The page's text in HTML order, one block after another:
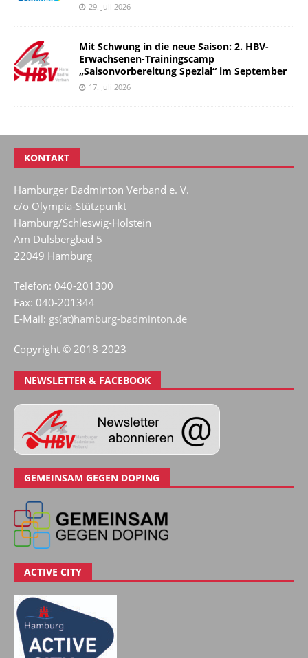
29. Juli 2026
Mit Schwung in die neue Saison: 2. HBV-
Erwachsenen-Trainingscamp
„Saisonvorbereitung Spezial“ im September
17. Juli 2026
KONTAKT
Hamburger Badminton Verband e. V.
c/o Olympia-Stützpunkt
Hamburg/Schleswig-Holstein
Am Dulsbergbad 5
22049 Hamburg
Telefon: 040-201300
Fax: 040-201344
E-Mail: gs(at)hamburg-badminton.de
Copyright © 2018-2023
NEWSLETTER & FACEBOOK
GEMEINSAM GEGEN DOPING
ACTIVE CITY